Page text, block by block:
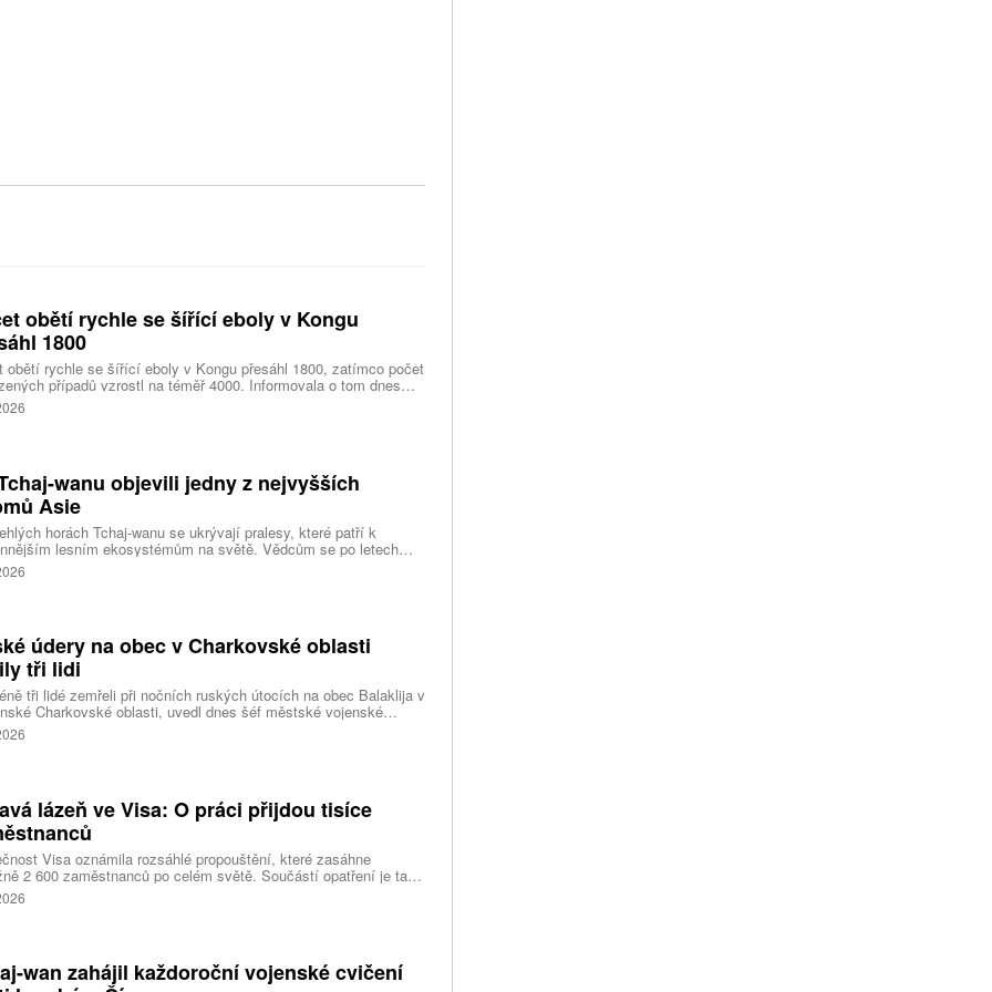
obětí rychle se šířící eboly v Kongu
1800
obětí rychle se šířící eboly v Kongu přesáhl 1800, zatímco počet
případů vzrostl na téměř 4000. Informovala o tom dnes
Reuters s odkazem na konžské úřady.
wanu objevili jedny z nejvyšších
Asie
horách Tchaj-wanu se ukrývají pralesy, které patří k
lesním ekosystémům na světě. Vědcům se po letech
pátrání podařilo objevit jedli tchajwanskou vysokou 84,1
která je dnes považována za nejvyšší známý strom ve
údery na obec v Charkovské oblasti
tři lidi
tři lidé zemřeli při nočních ruských útocích na obec Balaklija v
Charkovské oblasti, uvedl dnes šéf městské vojenské
Vitalij Karabanov. Ukrajinské letectvo ráno oznámilo, že Rusko
útočilo na Ukrajinu čtyřmi střelami a 101 bezpilotními letouny,
lázeň ve Visa: O práci přijdou tisíce
Visa oznámila rozsáhlé propouštění, které zasáhne
2 600 zaměstnanců po celém světě. Součástí opatření je také
320 pracovních míst v kalifornském Foster City, kde firma
významné technologické centrum. Vyplývá to z dokumentů
wan zahájil každoroční vojenské cvičení